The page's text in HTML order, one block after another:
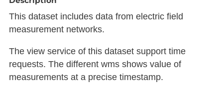
This dataset includes data from electric field
measurement networks.
The view service of this dataset support time
requests. The different wms shows value of
measurements at a precise timestamp.